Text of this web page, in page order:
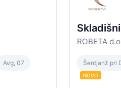
Avg, 07
ROBETA
Šentjanž pri
NOVO